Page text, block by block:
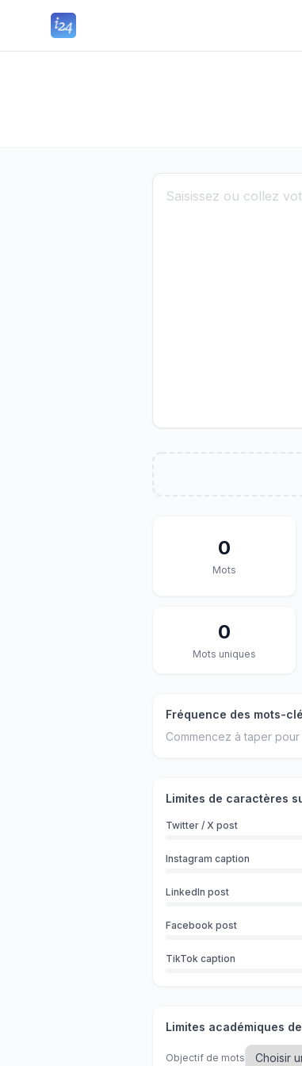
0
Mots
0
Mots uniques
Fréquence des mots-
Commencez à taper
Limites de caractères
Twitter / X post
Instagram caption
LinkedIn post
Facebook post
TikTok caption
Limites académiques
Objectif de mots